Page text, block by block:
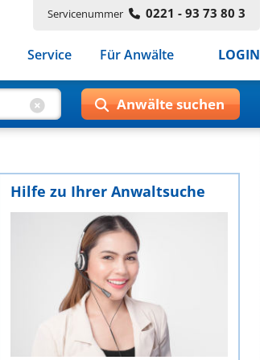
Servicenummer 0221 - 93 73 80 3
Service Für Anwälte LOGIN
Hilfe zu Ihrer Anwaltsuche